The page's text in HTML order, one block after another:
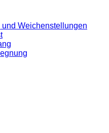
Weichenstellungen